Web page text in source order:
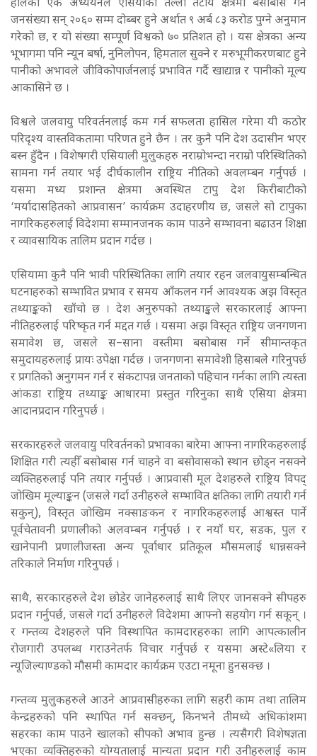
हालैको एक अध्ययनले एसियाको तल्लो तटीय क्षेत्रमा बसोबास गर्ने
जनसंख्या सन् २०६० सम्म दोब्बर हुने अर्थात ९ अर्ब ८३ करोड पुग्ने अनुमान
गरेको छ, र यो संख्या सम्पूर्ण विश्वको ७० प्रतिशत हो । यस क्षेत्रका अन्य
भूभागमा पनि न्यून बर्षा, नुनिलोपन, हिमताल सुक्ने र मरुभूमीकरणबाट हुने
पानीको अभावले जीविकोपार्जनलाई प्रभावित गर्दै खाद्यान्न र पानीको मूल्य
आकासिने छ ।
विश्वले जलवायु परिवर्तनलाई कम गर्न सफलता हासिल गरेमा यी कठोर
परिदृश्य वास्तविकतामा परिणत हुने छैन । तर कुनै पनि देश उदासीन भएर
बस्न हुँदैन । विशेषगरी एसियाली मुलुकहरु नराम्रोभन्दा नराम्रो परिस्थितिको
सामना गर्न तयार भई दीर्घकालीन राष्ट्रिय नीतिको अवलम्बन गर्नुपर्छ ।
यसमा मध्य प्रशान्त क्षेत्रमा अवस्थित टापु देश किरीबाटीको
‘मर्यादासहितको आप्रवासन’ कार्यक्रम उदाहरणीय छ, जसले सो टापुका
नागरिकहरुलाई विदेशमा सम्मानजनक काम पाउने सम्भावना बढाउन शिक्षा
र व्यावसायिक तालिम प्रदान गर्दछ ।
एसियामा कुनै पनि भावी परिस्थितिका लागि तयार रहन जलवायुसम्बन्धित
घटनाहरुको सम्भावित प्रभाव र समय आँकलन गर्न आवश्यक अझ विस्तृत
तथ्याङ्कको खाँचो छ । देश अनुरुपको तथ्याङ्कले सरकारलाई आफ्ना
नीतिहरुलाई परिष्कृत गर्न मद्दत गर्छ । यसमा अझ विस्तृत राष्ट्रिय जनगणना
समावेश छ, जसले स–साना वस्तीमा बसोबास गर्ने सीमान्तकृत
समुदायहरुलाई प्रायः उपेक्षा गर्दछ । जनगणना समावेशी हिसाबले गरिनुपर्छ
र प्रगतिको अनुगमन गर्न र संकटापन्न जनताको पहिचान गर्नका लागि त्यस्ता
आंकडा राष्ट्रिय तथ्याङ्क आधारमा प्रस्तुत गरिनुका साथै एसिया क्षेत्रमा
आदानप्रदान गरिनुपर्छ ।
सरकारहरुले जलवायु परिवर्तनको प्रभावका बारेमा आफ्ना नागरिकहरुलाई
शिक्षित गरी त्यहीँ बसोबास गर्न चाहने वा बसोवासको स्थान छोड्न नसक्ने
व्यक्तिहरुलाई पनि तयार गर्नुपर्छ । आप्रवासी मूल देशहरुले राष्ट्रिय विपद्
जोखिम मूल्याङ्कन (जसले गर्दा उनीहरुले सम्भावित क्षतिका लागि तयारी गर्न
सकुन्), विस्तृत जोखिम नक्साङकन र नागरिकहरुलाई आश्वस्त पार्ने
पूर्वचेतावनी प्रणालीको अलवम्बन गर्नुपर्छ । र नयाँ घर, सडक, पुल र
खानेपानी प्रणालीजस्ता अन्य पूर्वाधार प्रतिकूल मौसमलाई धान्नसक्ने
तरिकाले निर्माण गरिनुपर्छ ।
साथै, सरकारहरुले देश छोडेर जानेहरुलाई साथै लिएर जानसक्ने सीपहरु
प्रदान गर्नुपर्छ, जसले गर्दा उनीहरुले विदेशमा आफ्नो सहयोग गर्न सकून् ।
र गन्तव्य देशहरुले पनि विस्थापित कामदारहरुका लागि आपत्कालीन
रोजगारी उपलब्ध गराउनेतर्फ विचार गर्नुपर्छ र यसमा अस्टे«लिया र
न्यूजिल्याण्डको मौसमी कामदार कार्यक्रम एउटा नमूना हुनसक्छ ।
गन्तव्य मुलुकहरुले आउने आप्रवासीहरुका लागि सहरी काम तथा तालिम
केन्द्रहरुको पनि स्थापित गर्न सक्छन्, किनभने तीमध्ये अधिकांशमा
सहरका काम पाउने खालको सीपको अभाव हुन्छ । त्यसैगरी विशेषज्ञता
भएका व्यक्तिहरुको योग्यतालाई मान्यता प्रदान गरी उनीहरुलाई काम